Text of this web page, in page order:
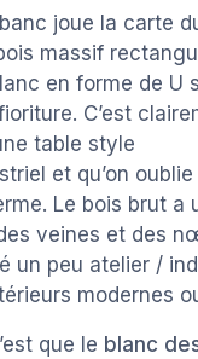
joue la carte
massif
en forme de U
C’est
table style
et qu’on
Le bois brut a
veines et des
un peu atelier /
modernes
que le blanc